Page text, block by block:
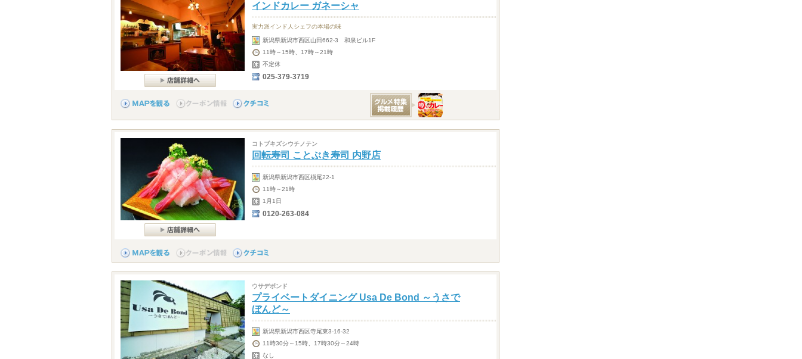
インドカレー ガネーシャ
実力派インド人シェフの本場の味
新潟県新潟市西区山田662-3 和泉ビル1F
11時～15時、17時～21時
不定休
025-379-3719
コトブキズシウチノテン
回転寿司 ことぶき寿司 内野店
新潟県新潟市西区槇尾22-1
11時～21時
1月1日
0120-263-084
ウサデボンド
プライベートダイニング Usa De Bond ～うさで
ぼんど～
新潟県新潟市西区寺尾東3-16-32
11時30分～15時、17時30分～24時
なし